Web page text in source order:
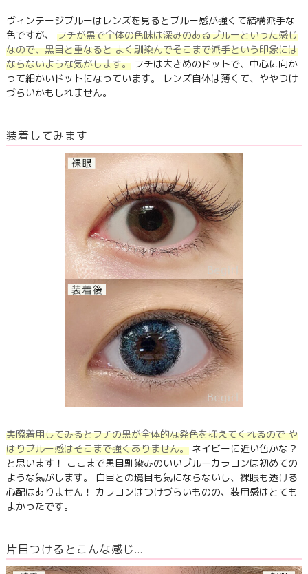
ヴィンテージブルーはレンズを見るとブルー感が強くて結構派手な
色ですが、 フチが黒で全体の色味は深みのあるブルーといった感じ
なので、黒目と重なると よく馴染んでそこまで派手という印象には
ならないような気がします。フチは大きめのドットで、中心に向か
って細かいドットになっています。 レンズ自体は薄くて、ややつけ
づらいかもしれません。
装着してみます
実際着用してみるとフチの黒が全体的な発色を抑えてくれるので や
はりブルー感はそこまで強くありません。ネイビーに近い色かな？
と思います！ ここまで黒目馴染みのいいブルーカラコンは初めての
ような気がします。 白目との境目も気にならないし、裸眼も透ける
心配はありません！ カラコンはつけづらいものの、装用感はとても
よかったです。
片目つけるとこんな感じ…